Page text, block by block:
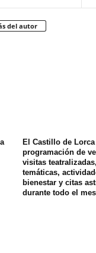
del autor
El Castillo de
programación de
visitas
temáticas,
bienestar y citas
durante todo el